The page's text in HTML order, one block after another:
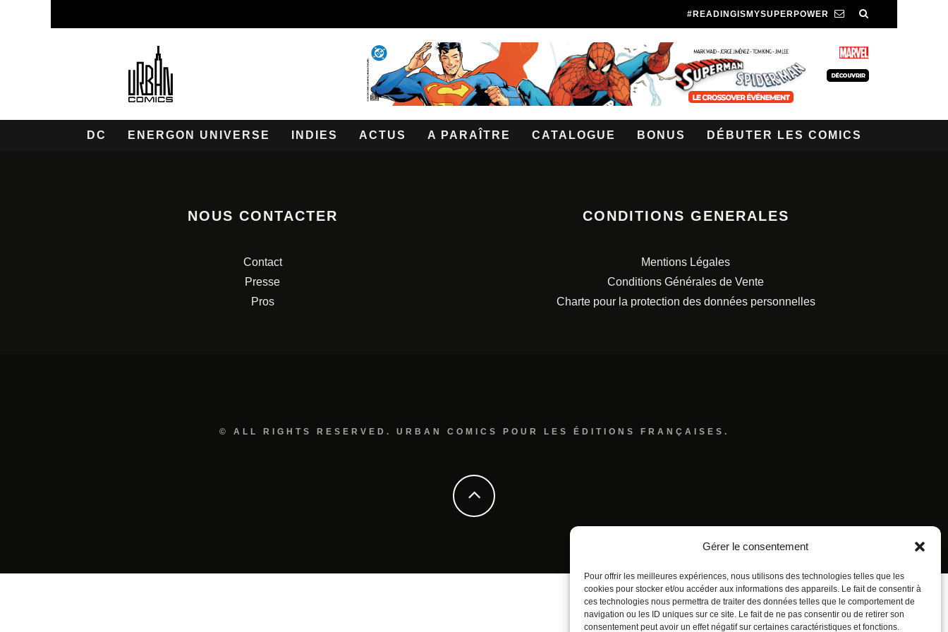
Gérer le consentement
Pour offrir les meilleures expériences, nous utilisons des technologies telles que les
cookies pour stocker et/ou accéder aux informations des appareils. Le fait de consentir à
ces technologies nous permettra de traiter des données telles que le comportement de
navigation ou les ID uniques sur ce site. Le fait de ne pas consentir ou de retirer son
consentement peut avoir un effet négatif sur certaines caractéristiques et fonctions.
#READINGISMYSUPERPOWER
DC ENERGON UNIVERSE INDIES ACTUS A PARAÎTRE CATALOGUE BONUS DÉBUTER LES COMICS
NOUS CONTACTER
Contact
Presse
Pros
CONDITIONS GENERALES
Mentions Légales
Conditions Générales de Vente
Charte pour la protection des données personnelles
© ALL RIGHTS RESERVED. URBAN COMICS POUR LES ÉDITIONS FRANÇAISES.